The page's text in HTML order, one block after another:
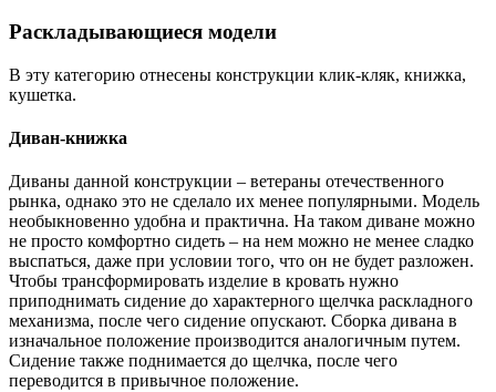
Раскладывающиеся модели
В эту категорию отнесены конструкции клик-кляк, книжка,
кушетка.
Диван-книжка
Диваны данной конструкции – ветераны отечественного
рынка, однако это не сделало их менее популярными. Модель
необыкновенно удобна и практична. На таком диване можно
не просто комфортно сидеть – на нем можно не менее сладко
выспаться, даже при условии того, что он не будет разложен.
Чтобы трансформировать изделие в кровать нужно
приподнимать сидение до характерного щелчка раскладного
механизма, после чего сидение опускают. Сборка дивана в
изначальное положение производится аналогичным путем.
Сидение также поднимается до щелчка, после чего
переводится в привычное положение.